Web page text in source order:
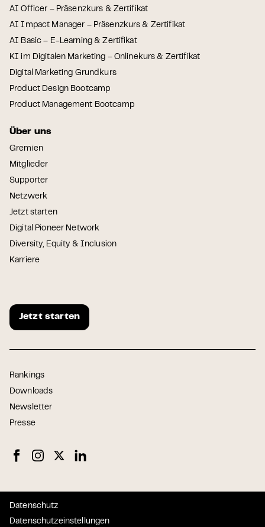
AI Officer – Präsenzkurs & Zertifikat
AI Impact Manager – Präsenzkurs & Zertifikat
AI Basic – E-Learning & Zertifikat
KI im Digitalen Marketing – Onlinekurs & Zertifikat
Digital Marketing Grundkurs
Product Design Bootcamp
Product Management Bootcamp
Über uns
Gremien
Mitglieder
Supporter
Netzwerk
Jetzt starten
Digital Pioneer Network
Diversity, Equity & Inclusion
Karriere
Jetzt starten
Rankings
Downloads
Newsletter
Presse
Datenschutz
Datenschutzeinstellungen